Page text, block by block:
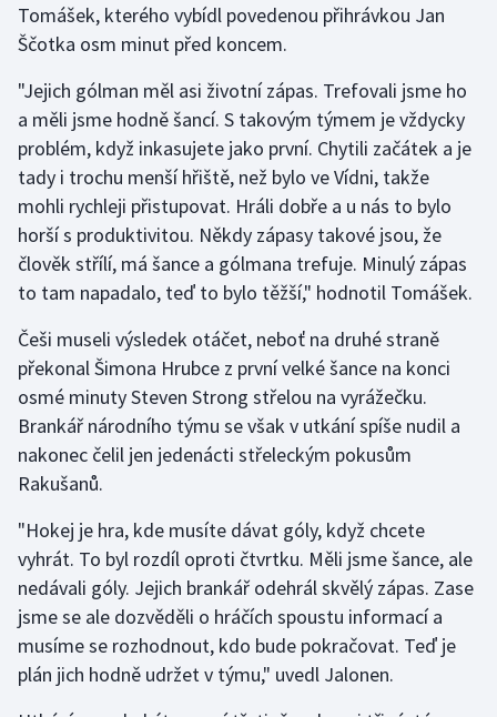
Rychlobruslení
Short track
Sportovní střelba
Stolní tenis
Triatlon
Veslování
Vodní slalom
Volejbal
Tomášek, kterého vybídl povedenou přihrávkou Jan
Ščotka osm minut před koncem.
"Jejich gólman měl asi životní zápas. Trefovali jsme ho
a měli jsme hodně šancí. S takovým týmem je vždycky
problém, když inkasujete jako první. Chytili začátek a je
tady i trochu menší hřiště, než bylo ve Vídni, takže
mohli rychleji přistupovat. Hráli dobře a u nás to bylo
horší s produktivitou. Někdy zápasy takové jsou, že
člověk střílí, má šance a gólmana trefuje. Minulý zápas
to tam napadalo, teď to bylo těžší," hodnotil Tomášek.
Češi museli výsledek otáčet, neboť na druhé straně
překonal Šimona Hrubce z první velké šance na konci
osmé minuty Steven Strong střelou na vyrážečku.
Brankář národního týmu se však v utkání spíše nudil a
nakonec čelil jen jedenácti střeleckým pokusům
Rakušanů.
"Hokej je hra, kde musíte dávat góly, když chcete
vyhrát. To byl rozdíl oproti čtvrtku. Měli jsme šance, ale
nedávali góly. Jejich brankář odehrál skvělý zápas. Zase
jsme se ale dozvěděli o hráčích spoustu informací a
musíme se rozhodnout, kdo bude pokračovat. Teď je
plán jich hodně udržet v týmu," uvedl Jalonen.